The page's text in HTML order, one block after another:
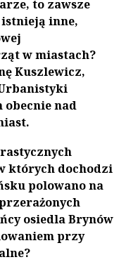
to zawsze
istnieją inne,
w miastach?
Kuszlewicz,
nad
których dochodzi
polowano na
osiedla Brynów
przy